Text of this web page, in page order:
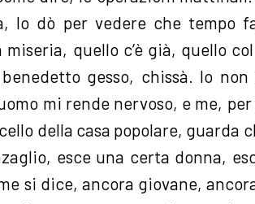
lo dò per vedere che tempo
miseria, quello c’è già, quello
gesso, chissà. Io
mi rende nervoso, e me,
della casa popolare, guarda
esce una certa donna,
si dice, ancora giovane,